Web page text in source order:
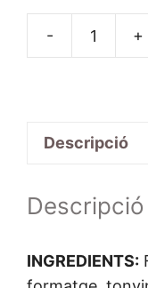
Descripció
Descripció
INGREDIENTS: